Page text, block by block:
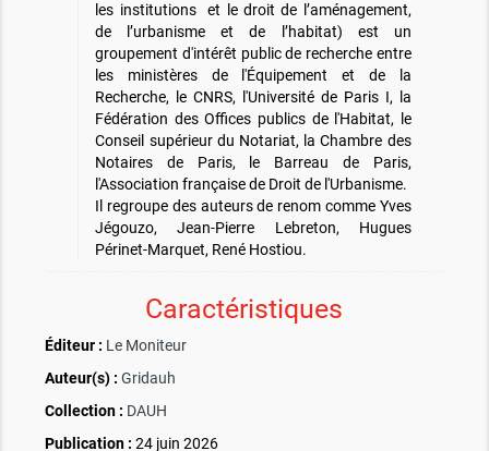
les institutions et le droit de l’aménagement,
de l’urbanisme et de l’habitat) est un
groupement d'intérêt public de recherche entre
les ministères de l'Équipement et de la
Recherche, le CNRS, l'Université de Paris I, la
Fédération des Offices publics de l'Habitat, le
Conseil supérieur du Notariat, la Chambre des
Notaires de Paris, le Barreau de Paris,
l'Association française de Droit de l'Urbanisme.
Il regroupe des auteurs de renom comme Yves
Jégouzo, Jean-Pierre Lebreton, Hugues
Périnet-Marquet, René Hostiou.
Caractéristiques
Éditeur : Le Moniteur
Auteur(s) : Gridauh
Collection : DAUH
Publication : 24 juin 2026